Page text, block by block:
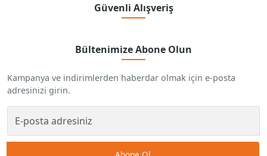
Güvenli Alışveriş
Bültenimize Abone Olun
Kampanya ve indirimlerden haberdar olmak için e-posta
adresinizi girin.